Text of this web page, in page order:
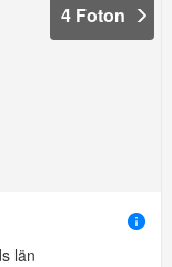
4 Foton
län